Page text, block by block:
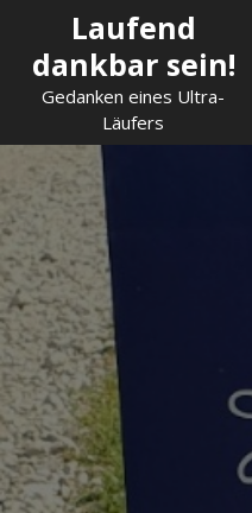
content
Laufend
dankbar sein!
Gedanken eines Ultra-
Läufers